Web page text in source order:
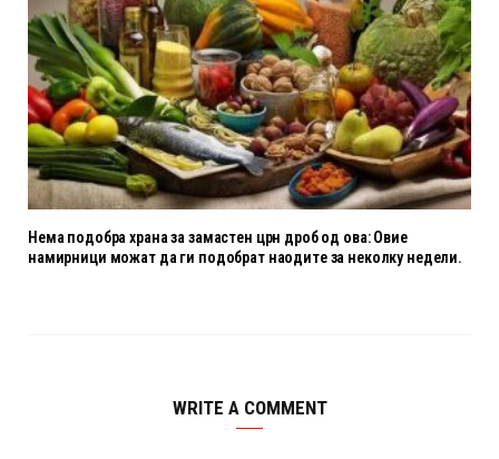
Нема подобра храна за замастен црн дроб од ова: Овие
намирници можат да ги подобрат наодите за неколку недели.
WRITE A COMMENT